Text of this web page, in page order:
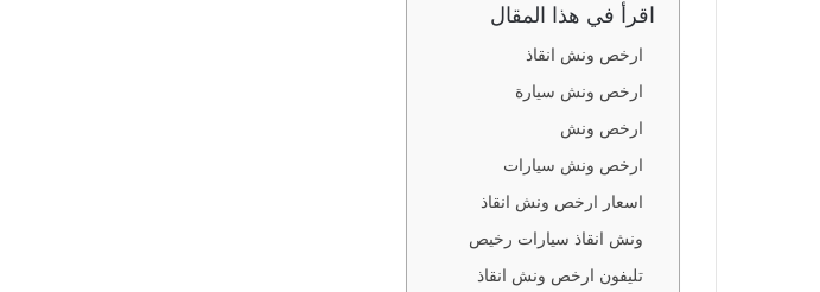
اقرأ في هذا المقال
ارخص ونش انقاذ
ارخص ونش سيارة
ارخص ونش
ارخص ونش سيارات
اسعار ارخص ونش انقاذ
ونش انقاذ سيارات رخيص
تليفون ارخص ونش انقاذ